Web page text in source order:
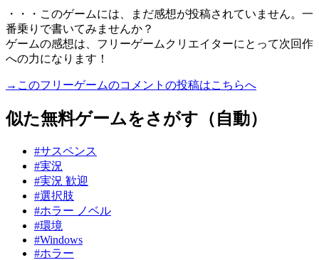
・・・このゲームには、まだ感想が投稿されていません。一
番乗りで書いてみませんか？
ゲームの感想は、フリーゲームクリエイターにとって次回作
への力になります！
→このフリーゲームのコメントの投稿はこちらへ
似た無料ゲームをさがす（自動）
#サスペンス
#実況
#実況 歓迎
#選択肢
#ホラー ノベル
#環境
#Windows
#ホラー